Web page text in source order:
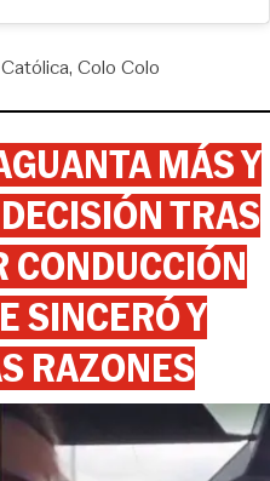
Colo Colo
MÁS Y
TRAS
SINCERÓ Y
RAZONES